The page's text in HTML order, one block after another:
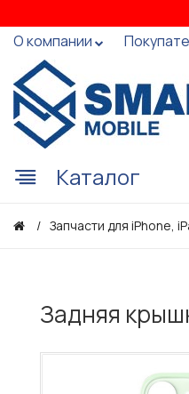
О компании
Каталог
Запчасти для iPhone,
Задняя